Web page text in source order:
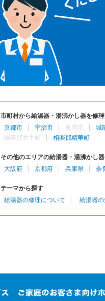
市町村から給湯器・湯沸かし器を修
京都市
宇治市 亀岡市
城
綴喜郡井手町
相楽郡精華町
その他のエリアの給湯器・湯沸かし
大阪府
京都府 兵庫県 奈
テーマから探す
給湯器の修理について
給湯器